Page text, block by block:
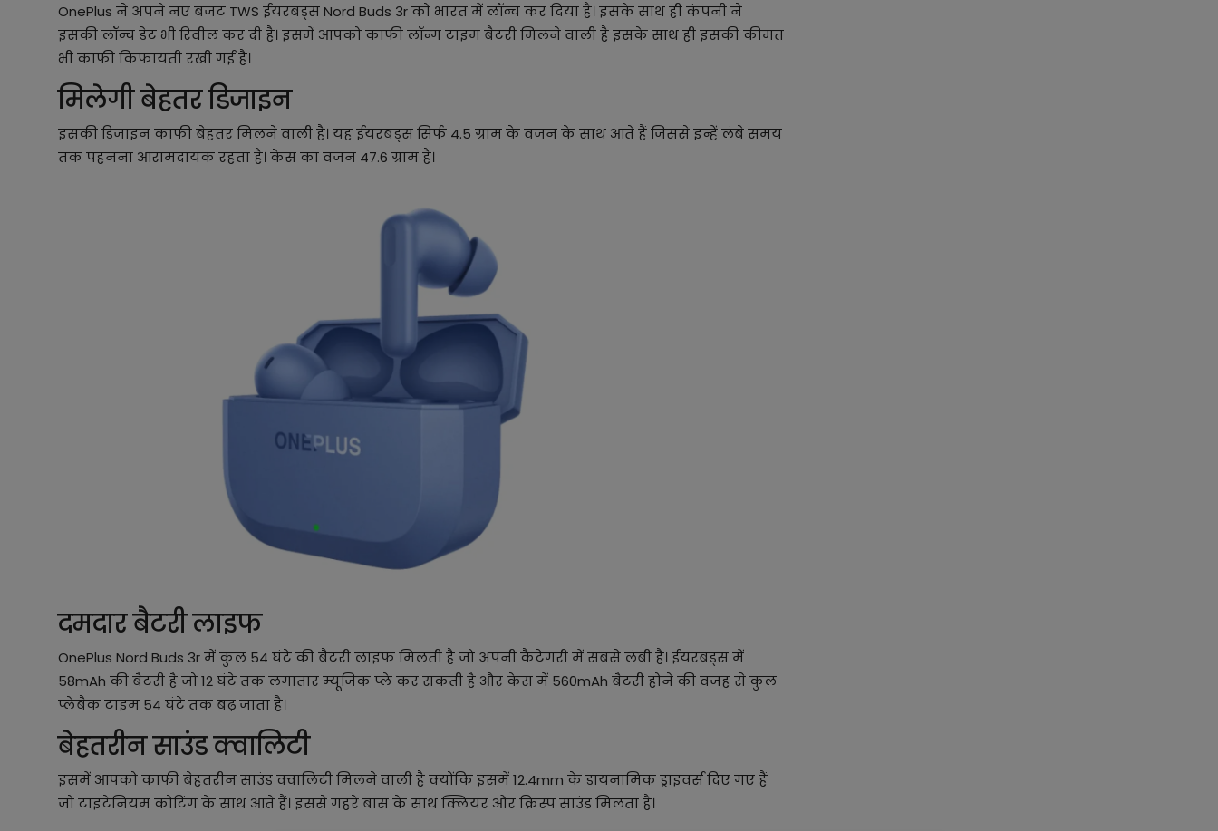
OnePlus ने अपने नए बजट TWS ईयरबड्स Nord Buds 3r को भारत में लॉन्च कर दिया है। इसके साथ ही कंपनी ने
इसकी लॉन्च डेट भी रिवील कर दी है। इसमें आपको काफी लॉन्ग टाइम बैटरी मिलने वाली है इसके साथ ही इसकी कीमत
भी काफी किफायती रखी गई है।
मिलेगी बेहतर डिजाइन
इसकी डिजाइन काफी बेहतर मिलने वाली है। यह ईयरबड्स सिर्फ 4.5 ग्राम के वजन के साथ आते हैं जिससे इन्हें लंबे समय
तक पहनना आरामदायक रहता है। केस का वजन 47.6 ग्राम है।
दमदार बैटरी लाइफ
OnePlus Nord Buds 3r में कुल 54 घंटे की बैटरी लाइफ मिलती है जो अपनी कैटेगरी में सबसे लंबी है। ईयरबड्स में
58mAh की बैटरी है जो 12 घंटे तक लगातार म्यूजिक प्ले कर सकती है और केस में 560mAh बैटरी होने की वजह से कुल
प्लेबैक टाइम 54 घंटे तक बढ़ जाता है।
बेहतरीन साउंड क्वालिटी
इसमें आपको काफी बेहतरीन साउंड क्वालिटी मिलने वाली है क्योंकि इसमें 12.4mm के डायनामिक ड्राइवर्स दिए गए हैं
जो टाइटेनियम कोटिंग के साथ आते हैं। इससे गहरे बास के साथ क्लियर और क्रिस्प साउंड मिलता है।